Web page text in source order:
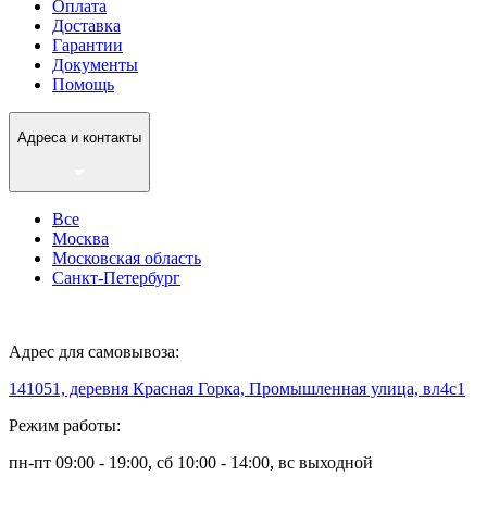
Оплата
Доставка
Гарантии
Документы
Помощь
Адреса и контакты
Все
Москва
Московская область
Санкт-Петербург
Адрес для самовывоза:
141051, деревня Красная Горка, Промышленная улица, вл4с1
Режим работы:
пн-пт 09:00 - 19:00, сб 10:00 - 14:00, вс выходной